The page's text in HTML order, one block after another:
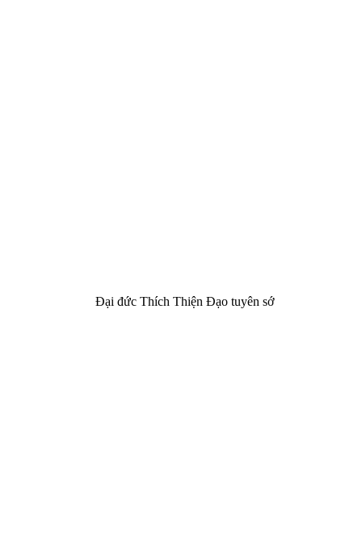
Đại đức Thích Thiện Đạo tuyên sớ